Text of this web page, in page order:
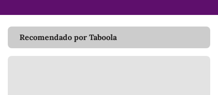
Recomendado por Taboola